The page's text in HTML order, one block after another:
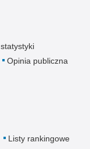
Opinia publiczna
Listy rankingowe